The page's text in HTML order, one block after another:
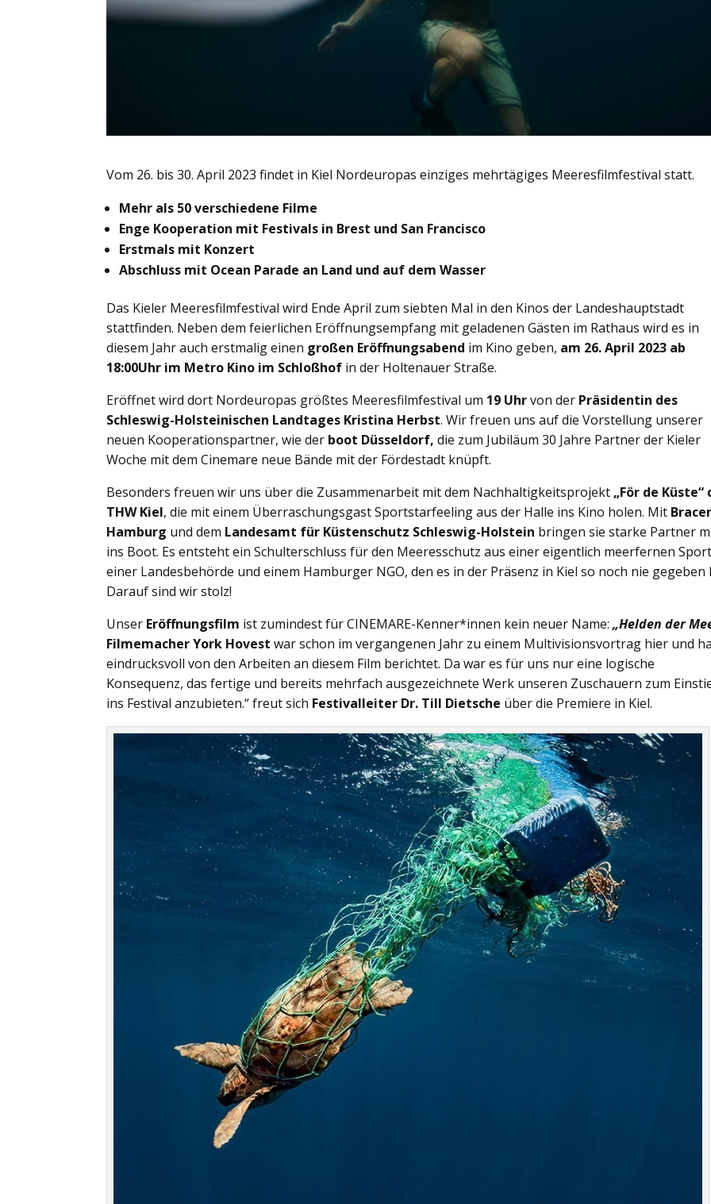
Vom 26. bis 30. April 2023 findet in Kiel Nordeuropas einziges mehrtägiges Meeresfilmfestival statt.
Mehr als 50 verschiedene Filme
Enge Kooperation mit Festivals in Brest und San Francisco
Erstmals mit Konzert
Abschluss mit Ocean Parade an Land und auf dem Wasser
Das Kieler Meeresfilmfestival wird Ende April zum siebten Mal in den Kinos der Landeshauptstadt
stattfinden. Neben dem feierlichen Eröffnungsempfang mit geladenen Gästen im Rathaus wird es in
diesem Jahr auch erstmalig einen großen Eröffnungsabend im Kino geben, am 26. April 2023 ab
18:00Uhr im Metro Kino im Schloßhof in der Holtenauer Straße.
Eröffnet wird dort Nordeuropas größtes Meeresfilmfestival um 19 Uhrvon der Präsidentin des
Schleswig-Holsteinischen Landtages Kristina Herbst. Wir freuen uns auf die Vorstellung unserer
neuen Kooperationspartner, wie der boot Düsseldorf,die zum Jubiläum 30 Jahre Partner der Kieler
Woche mit dem Cinemare neue Bände mit der Fördestadt knüpft.
Besonders freuen wir uns über die Zusammenarbeit mit dem Nachhaltigkeitsprojekt„För de Küste“
THW Kiel, die mit einem Überraschungsgast Sportstarfeeling aus der Halle ins Kino holen. Mit
Hamburg und dem Landesamt für Küstenschutz Schleswig-Holstein bringen sie starke Partner
ins Boot. Es entsteht ein Schulterschluss für den Meeresschutz aus einer eigentlich meerfernen
einer Landesbehörde und einem Hamburger NGO, den es in der Präsenz in Kiel so noch nie gegeben
Darauf sind wir stolz!
Unser Eröffnungsfilm ist zumindest für CINEMARE-Kenner*innen kein neuer Name:„Helden der
Filmemacher York Hovest war schon im vergangenen Jahr zu einem Multivisionsvortrag hier und
eindrucksvoll von den Arbeiten an diesem Film berichtet. Da war es für uns nur eine logische
Konsequenz, das fertige und bereits mehrfach ausgezeichnete Werk unseren Zuschauern zum
ins Festival anzubieten.“ freut sich Festivalleiter Dr. Till Dietsche über die Premiere in Kiel.